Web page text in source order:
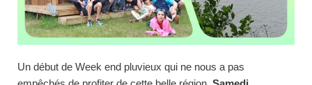
Un début de Week end pluvieux qui ne nous a pas